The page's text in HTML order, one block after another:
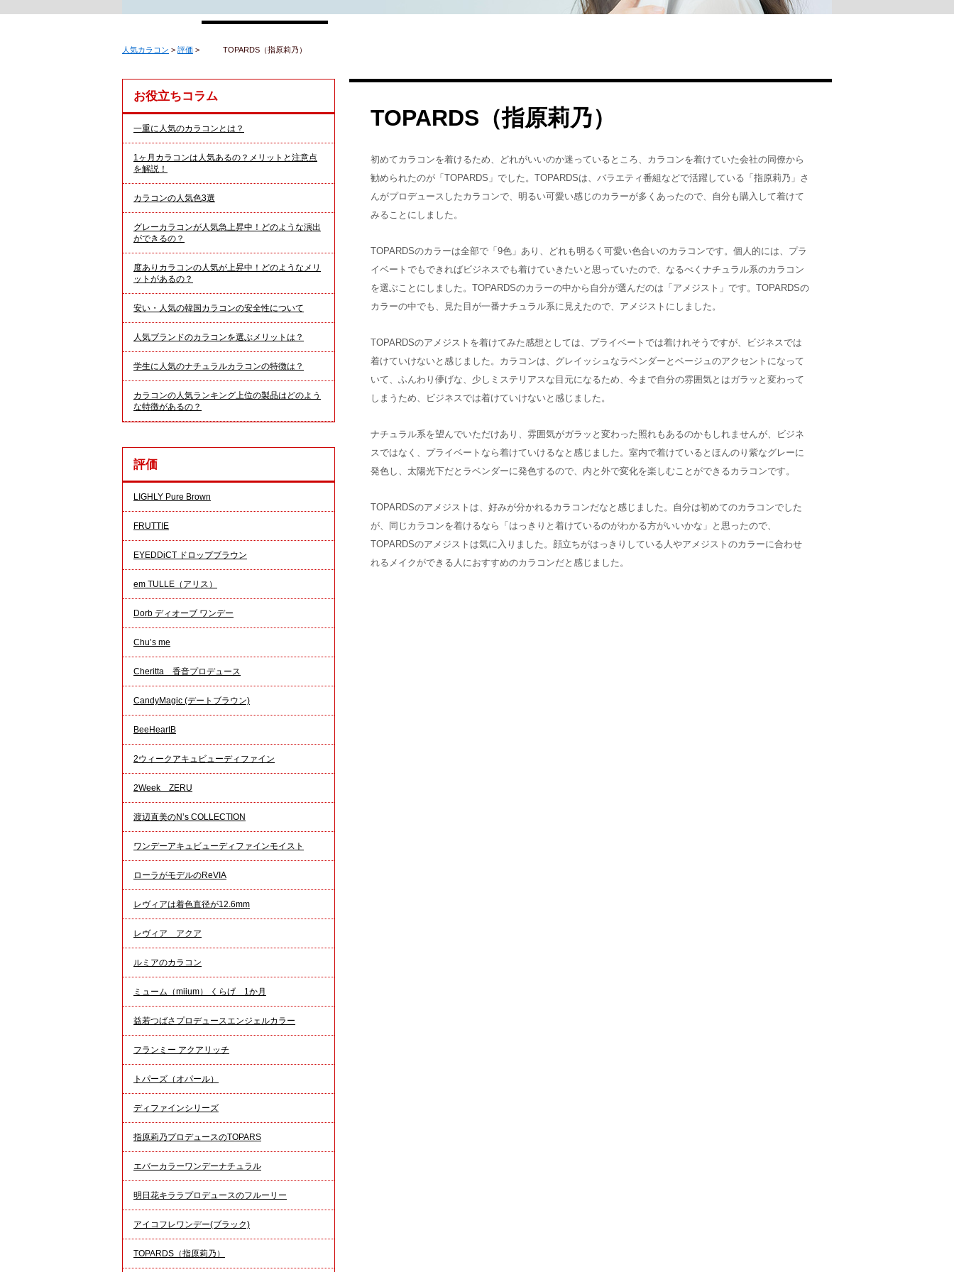
人気カラコン > 評価 > TOPARDS（指原莉乃）
TOPARDS（指原莉乃）
初めてカラコンを着けるため、どれがいいのか迷っているところ、カラコンを着けていた会社の同僚から
勧められたのが「TOPARDS」でした。TOPARDSは、バラエティ番組などで活躍している「指原莉乃」さ
んがプロデュースしたカラコンで、明るい可愛い感じのカラーが多くあったので、自分も購入して着けて
みることにしました。
TOPARDSのカラーは全部で「9色」あり、どれも明るく可愛い色合いのカラコンです。個人的には、プラ
イベートでもできればビジネスでも着けていきたいと思っていたので、なるべくナチュラル系のカラコン
を選ぶことにしました。TOPARDSのカラーの中から自分が選んだのは「アメジスト」です。TOPARDSの
カラーの中でも、見た目が一番ナチュラル系に見えたので、アメジストにしました。
TOPARDSのアメジストを着けてみた感想としては、プライベートでは着けれそうですが、ビジネスでは
着けていけないと感じました。カラコンは、グレイッシュなラベンダーとベージュのアクセントになって
いて、ふんわり儚げな、少しミステリアスな目元になるため、今まで自分の雰囲気とはガラッと変わって
しまうため、ビジネスでは着けていけないと感じました。
ナチュラル系を望んでいただけあり、雰囲気がガラッと変わった照れもあるのかもしれませんが、ビジネ
スではなく、プライベートなら着けていけるなと感じました。室内で着けているとほんのり紫なグレーに
発色し、太陽光下だとラベンダーに発色するので、内と外で変化を楽しむことができるカラコンです。
TOPARDSのアメジストは、好みが分かれるカラコンだなと感じました。自分は初めてのカラコンでした
が、同じカラコンを着けるなら「はっきりと着けているのがわかる方がいいかな」と思ったので、
TOPARDSのアメジストは気に入りました。顔立ちがはっきりしている人やアメジストのカラーに合わせ
れるメイクができる人におすすめのカラコンだと感じました。
お役立ちコラム
一重に人気のカラコンとは？
1ヶ月カラコンは人気あるの？メリットと注意点
を解説！
カラコンの人気色3選
グレーカラコンが人気急上昇中！どのような演出
ができるの？
度ありカラコンの人気が上昇中！どのようなメリ
ットがあるの？
安い・人気の韓国カラコンの安全性について
人気ブランドのカラコンを選ぶメリットは？
学生に人気のナチュラルカラコンの特徴は？
カラコンの人気ランキング上位の製品はどのよう
な特徴があるの？
評価
LIGHLY Pure Brown
FRUTTIE
EYEDDiCT ドロップブラウン
em TULLE（アリス）
Dorb ディオーブ ワンデー
Chu’s me
Cheritta 香音プロデュース
CandyMagic (デートブラウン)
BeeHeartB
2ウィークアキュビューディファイン
2Week ZERU
渡辺直美のN’s COLLECTION
ワンデーアキュビューディファインモイスト
ローラがモデルのReVIA
レヴィアは着色直径が12.6mm
レヴィア アクア
ルミアのカラコン
ミューム（miium） くらげ 1か月
益若つばさプロデュースエンジェルカラー
フランミー アクアリッチ
トパーズ（オパール）
ディファインシリーズ
指原莉乃プロデュースのTOPARS
エバーカラーワンデーナチュラル
明日花キララプロデュースのフルーリー
アイコフレワンデー(ブラック)
TOPARDS（指原莉乃）